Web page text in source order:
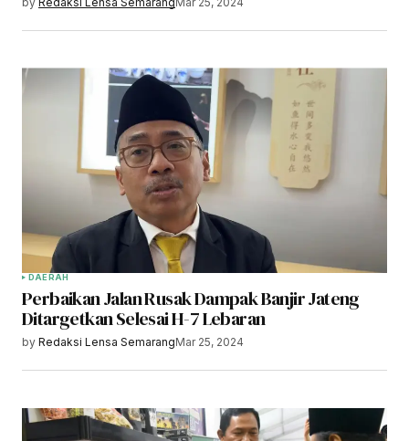
DAERAH
Perbaikan Jalan Rusak Dampak Banjir Jateng
Ditargetkan Selesai H-7 Lebaran
by Redaksi Lensa SemarangMar 25, 2024